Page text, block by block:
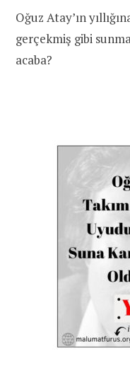
Oğuz Atay’ın
gerçekmiş gibi
acaba?